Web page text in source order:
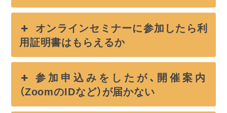
オンラインセミナーに参加したら利
用証明書はもらえるか
参加申込みをしたが、開催案内
（ZoomのIDなど）が届かない